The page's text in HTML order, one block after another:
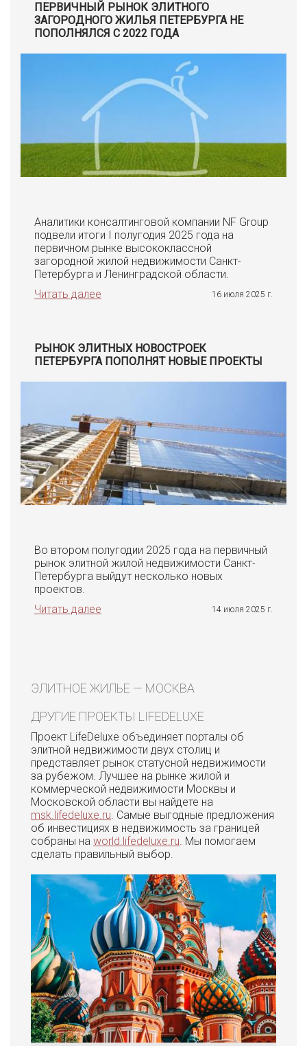
ПЕРВИЧНЫЙ РЫНОК ЭЛИТНОГО
ЗАГОРОДНОГО ЖИЛЬЯ ПЕТЕРБУРГА НЕ
ПОПОЛНЯЛСЯ С 2022 ГОДА
Аналитики консалтинговой компании NF Group
подвели итоги I полугодия 2025 года на
первичном рынке высококлассной
загородной жилой недвижимости Санкт-
Петербурга и Ленинградской области.
Читать далее
16 июля 2025 г.
РЫНОК ЭЛИТНЫХ НОВОСТРОЕК
ПЕТЕРБУРГА ПОПОЛНЯТ НОВЫЕ ПРОЕКТЫ
Во втором полугодии 2025 года на первичный
рынок элитной жилой недвижимости Санкт-
Петербурга выйдут несколько новых
проектов.
Читать далее
14 июля 2025 г.
ЭЛИТНОЕ ЖИЛЬЕ — МОСКВА
ДРУГИЕ ПРОЕКТЫ LIFEDELUXE
Проект LifeDeluxe объединяет порталы об
элитной недвижимости двух столиц и
представляет рынок статусной недвижимости
за рубежом. Лучшее на рынке жилой и
коммерческой недвижимости Москвы и
Московской области вы найдете на
msk.lifedeluxe.ru. Самые выгодные предложения
об инвестициях в недвижимость за границей
собраны на world.lifedeluxe.ru. Мы помогаем
сделать правильный выбор.